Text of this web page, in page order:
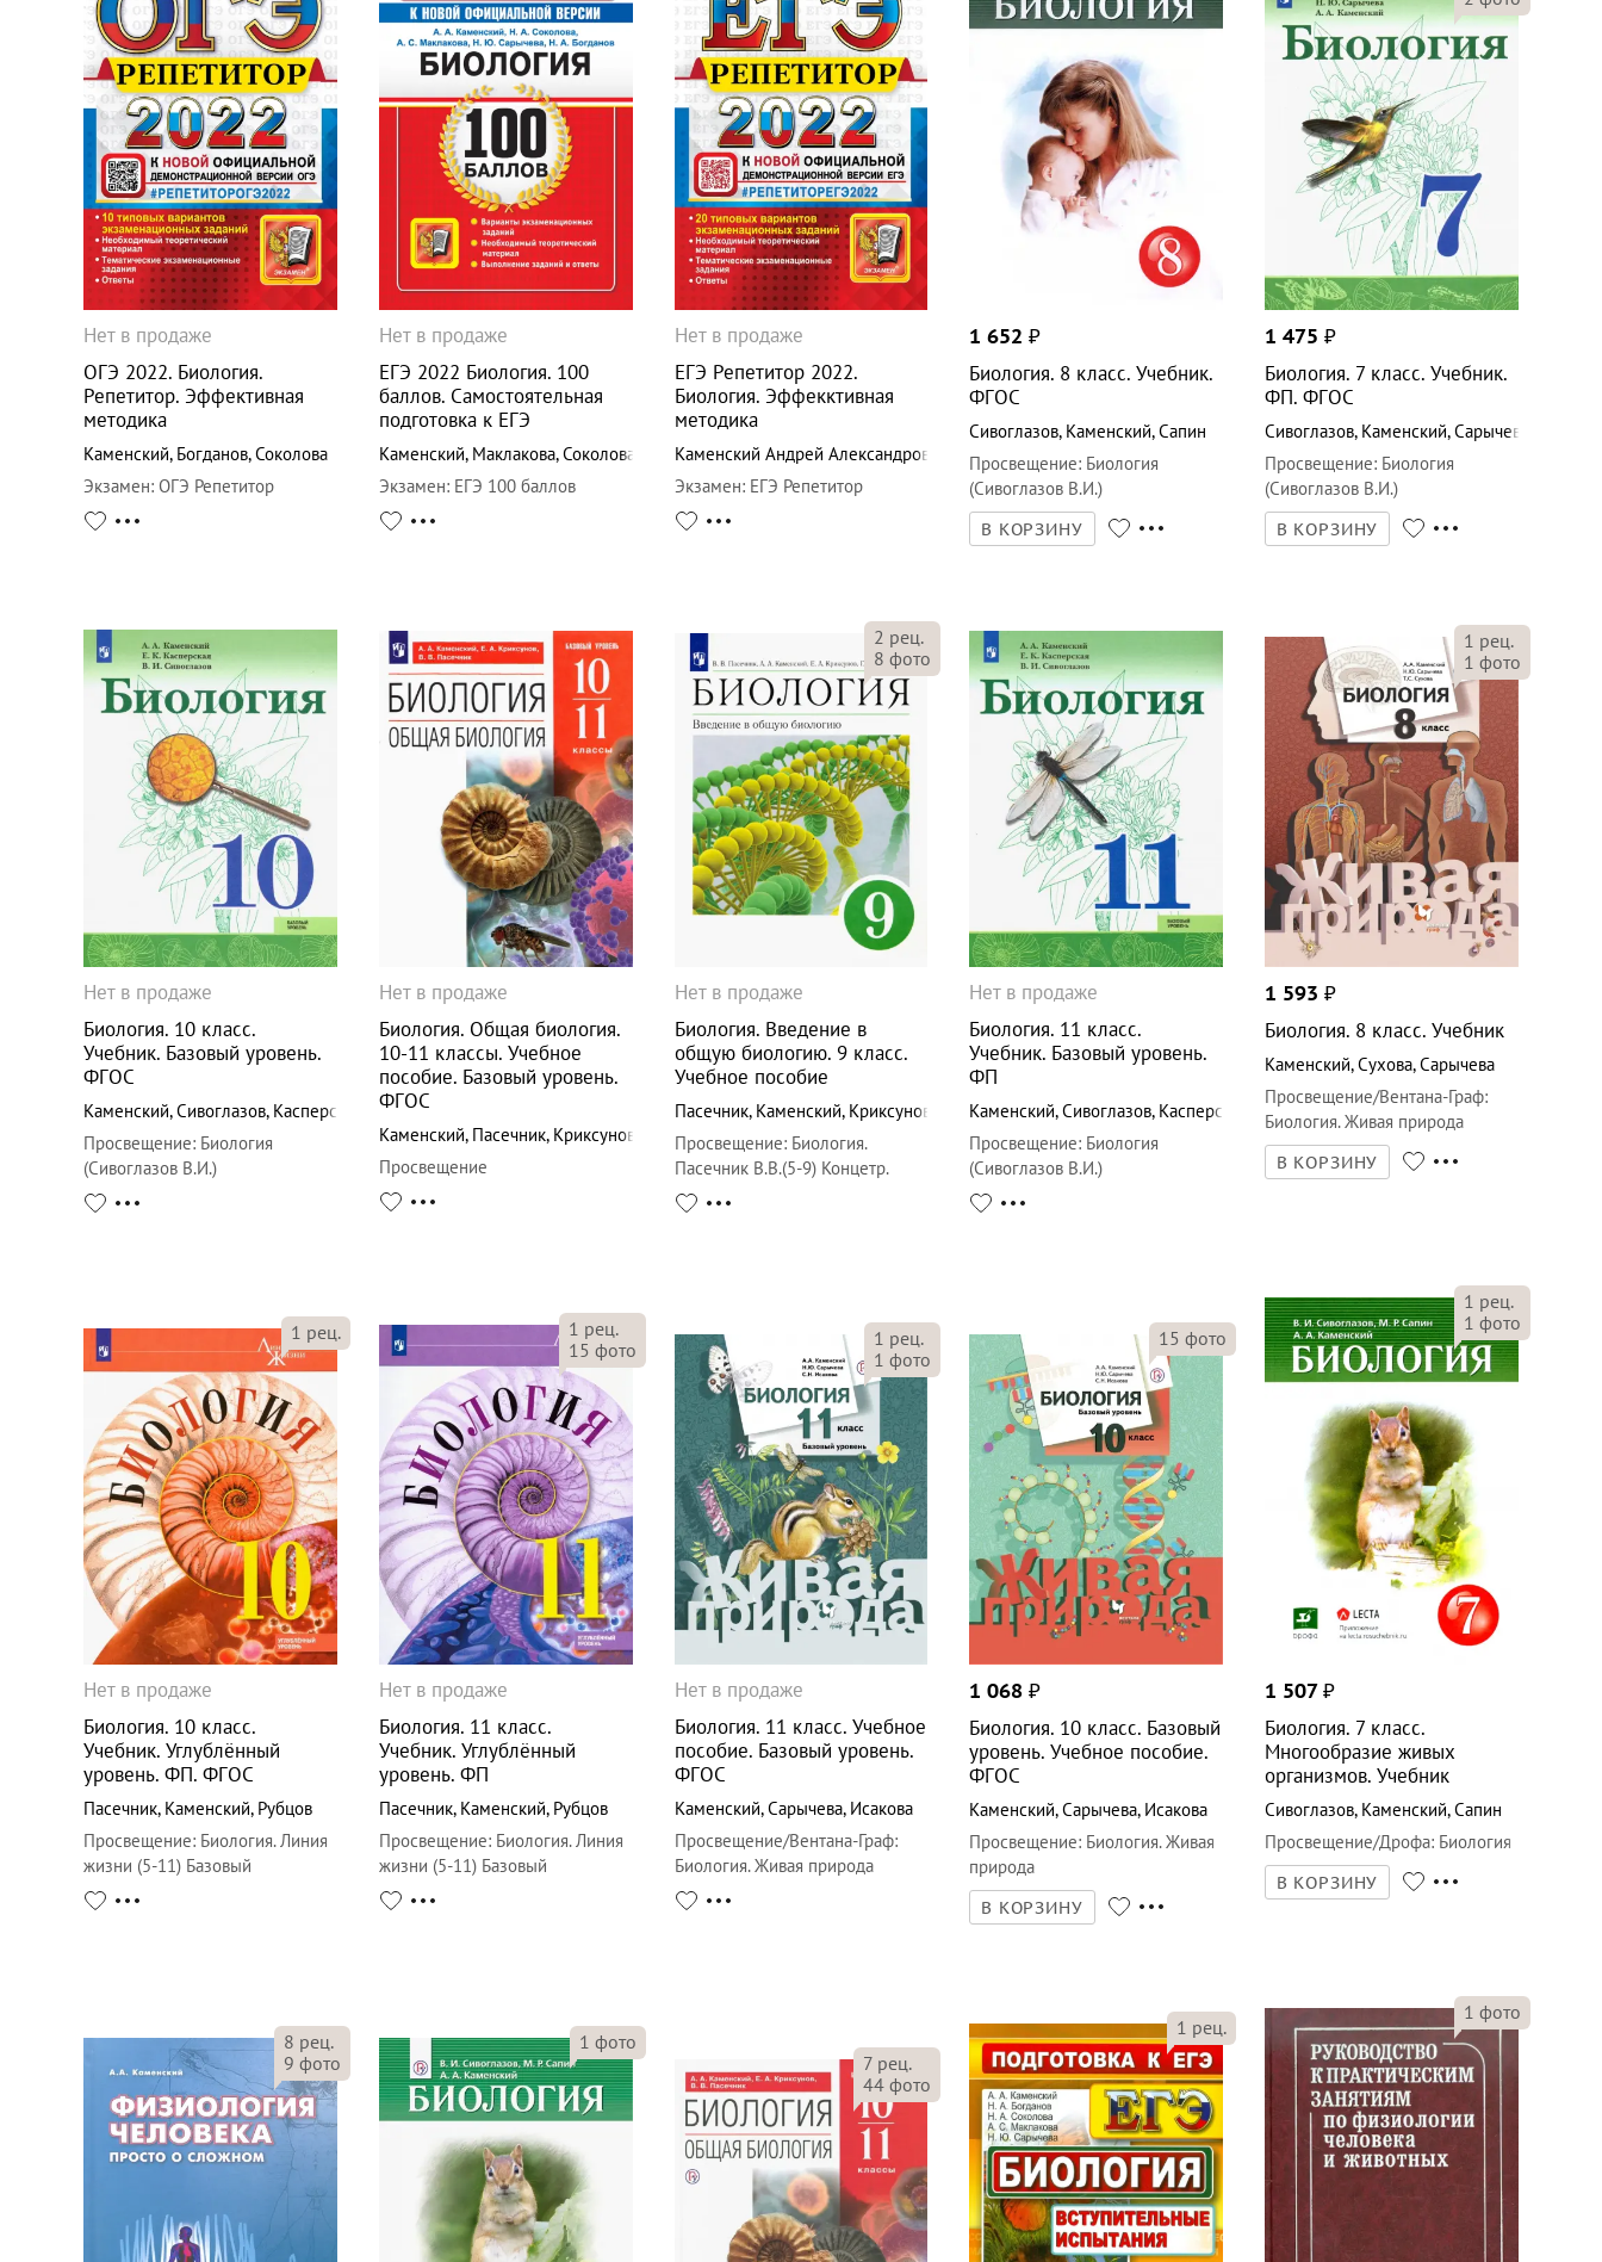
Нет в продаже
ОГЭ 2022. Биология.
Репетитор. Эффективная
методика
Каменский, Богданов,Соколова
Экзамен: ОГЭ Репетитор
Нет в продаже
ЕГЭ 2022 Биология. 100
баллов. Самостоятельная
подготовка к ЕГЭ
Каменский, Маклакова,Соколова
Экзамен: ЕГЭ 100 баллов
Нет в продаже
ЕГЭ Репетитор 2022.
Биология. Эффекктивная
методика
Каменский Андрей Александрович
Экзамен: ЕГЭ Репетитор
1 652 ₽
Биология. 8 класс. Учебник.
ФГОС
Сивоглазов, Каменский,Сапин
Просвещение: Биология
(Сивоглазов В.И.)
В КОРЗИНУ
1 475 ₽
Биология. 7 класс. Учебник.
ФП. ФГОС
Сивоглазов, Каменский,Сарычева
Просвещение: Биология
(Сивоглазов В.И.)
В КОРЗИНУ
Нет в продаже
Биология. 10 класс.
Учебник. Базовый уровень.
ФГОС
Каменский,Сивоглазов, Касперская
Просвещение: Биология
(Сивоглазов В.И.)
Нет в продаже
Биология. Общая биология.
10-11 классы. Учебное
пособие. Базовый уровень.
ФГОС
Каменский, Пасечник, Криксунов
Просвещение
2 рец.
8 фото
Нет в продаже
Биология. Введение в
общую биологию. 9 класс.
Учебное пособие
Пасечник, Каменский, Криксунов
Просвещение: Биология.
Пасечник В.В.(5-9) Концетр.
Нет в продаже
Биология. 11 класс.
Учебник. Базовый уровень.
ФП
Каменский,Сивоглазов, Касперская
Просвещение: Биология
(Сивоглазов В.И.)
1 рец.
1 фото
1 593 ₽
Биология. 8 класс. Учебник
Каменский,Сухова,Сарычева
Просвещение/Вентана-Граф:
Биология. Живая природа
В КОРЗИНУ
1 рец.
Нет в продаже
Биология. 10 класс.
Учебник. Углублённый
уровень. ФП. ФГОС
Пасечник, Каменский, Рубцов
Просвещение: Биология. Линия
жизни (5-11) Базовый
1 рец.
15 фото
Нет в продаже
Биология. 11 класс.
Учебник. Углублённый
уровень. ФП
Пасечник, Каменский, Рубцов
Просвещение: Биология. Линия
жизни (5-11) Базовый
1 рец.
1 фото
Нет в продаже
Биология. 11 класс. Учебное
пособие. Базовый уровень.
ФГОС
Каменский,Сарычева, Исакова
Просвещение/Вентана-Граф:
Биология. Живая природа
15 фото
1 068 ₽
Биология. 10 класс. Базовый
уровень. Учебное пособие.
ФГОС
Каменский,Сарычева, Исакова
Просвещение: Биология. Живая
природа
В КОРЗИНУ
1 рец.
1 фото
1 507₽
Биология. 7 класс.
Многообразие живых
организмов. Учебник
Сивоглазов, Каменский,Сапин
Просвещение/Дрофа: Биология
В КОРЗИНУ
8 рец.
9 фото
1 фото
7 рец.
44 фото
1 рец.
1 фото